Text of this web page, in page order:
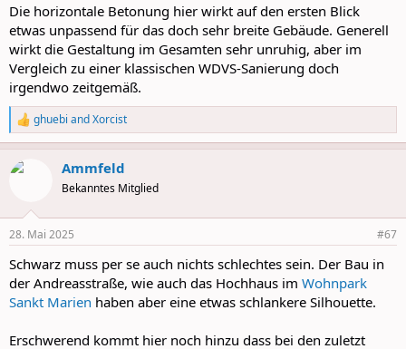
Die horizontale Betonung hier wirkt auf den ersten Blick
etwas unpassend für das doch sehr breite Gebäude. Generell
wirkt die Gestaltung im Gesamten sehr unruhig, aber im
Vergleich zu einer klassischen WDVS-Sanierung doch
irgendwo zeitgemäß.
R
e
a
c
s
ghuebi andXorcist
Ammfeld
Bekanntes Mitglied
28. Mai 2025 #67
Schwarz muss per se auch nichts schlechtes sein. Der Bau in
der Andreasstraße, wie auch das Hochhaus im Wohnpark
Sankt Marien haben aber eine etwas schlankere Silhouette.
Erschwerend kommt hier noch hinzu dass bei den zuletzt